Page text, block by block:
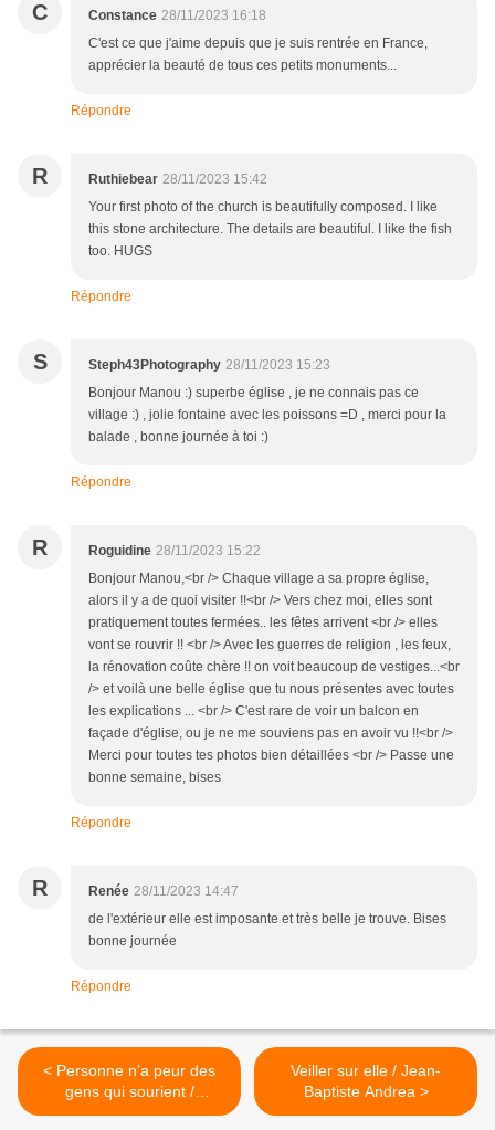
C Constance 28/11/2023 16:18
C'est ce que j'aime depuis que je suis rentrée en France,
apprécier la beauté de tous ces petits monuments...
Répondre
R Ruthiebear 28/11/2023 15:42
Your first photo of the church is beautifully composed. I like
this stone architecture. The details are beautiful. I like the fish
too. HUGS
Répondre
S Steph43Photography 28/11/2023 15:23
Bonjour Manou :) superbe église , je ne connais pas ce
village :) , jolie fontaine avec les poissons =D , merci pour la
balade , bonne journée à toi :)
Répondre
R Roguidine 28/11/2023 15:22
Bonjour Manou,<br /> Chaque village a sa propre église,
alors il y a de quoi visiter !!<br /> Vers chez moi, elles sont
pratiquement toutes fermées.. les fêtes arrivent <br /> elles
vont se rouvrir !! <br /> Avec les guerres de religion , les feux,
la rénovation coûte chère !! on voit beaucoup de vestiges...<br
/> et voilà une belle église que tu nous présentes avec toutes
les explications ... <br /> C'est rare de voir un balcon en
façade d'église, ou je ne me souviens pas en avoir vu !!<br />
Merci pour toutes tes photos bien détaillées <br /> Passe une
bonne semaine, bises
Répondre
R Renée 28/11/2023 14:47
de l'extérieur elle est imposante et très belle je trouve. Bises
bonne journée
Répondre
< Personne n'a peur des
gens qui sourient /
Véronique Ovaldé
Veiller sur elle / Jean-
Baptiste Andrea >